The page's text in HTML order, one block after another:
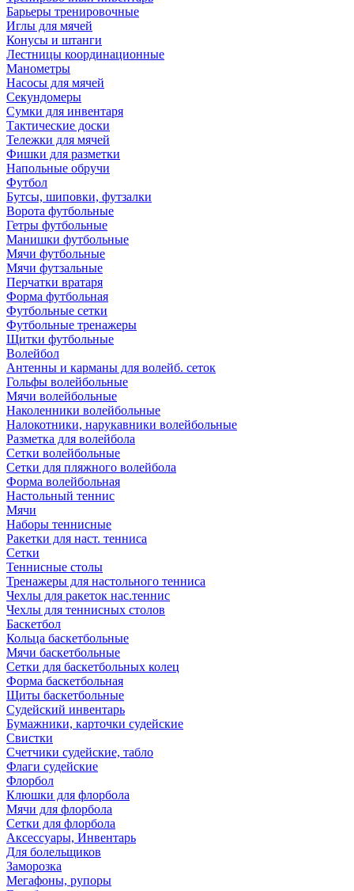
Барьеры тренировочные
Иглы для мячей
Конусы и штанги
Лестницы координационные
Манометры
Насосы для мячей
Секундомеры
Сумки для инвентаря
Тактические доски
Тележки для мячей
Фишки для разметки
Напольные обручи
Футбол
Бутсы, шиповки, футзалки
Ворота футбольные
Гетры футбольные
Манишки футбольные
Мячи футбольные
Мячи футзальные
Перчатки вратаря
Форма футбольная
Футбольные сетки
Футбольные тренажеры
Щитки футбольные
Волейбол
Антенны и карманы для волейб. сеток
Гольфы волейбольные
Мячи волейбольные
Наколенники волейбольные
Налокотники, нарукавники волейбольные
Разметка для волейбола
Сетки волейбольные
Сетки для пляжного волейбола
Форма волейбольная
Настольный теннис
Мячи
Наборы теннисные
Ракетки для наст. тенниса
Сетки
Теннисные столы
Тренажеры для настольного тенниса
Чехлы для ракеток нас.теннис
Чехлы для теннисных столов
Баскетбол
Кольца баскетбольные
Мячи баскетбольные
Сетки для баскетбольных колец
Форма баскетбольная
Щиты баскетбольные
Судейский инвентарь
Бумажники, карточки судейские
Свистки
Счетчики судейские, табло
Флаги судейские
Флорбол
Клюшки для флорбола
Мячи для флорбола
Сетки для флорбола
Аксессуары, Инвентарь
Для болельщиков
Заморозка
Мегафоны, рупоры